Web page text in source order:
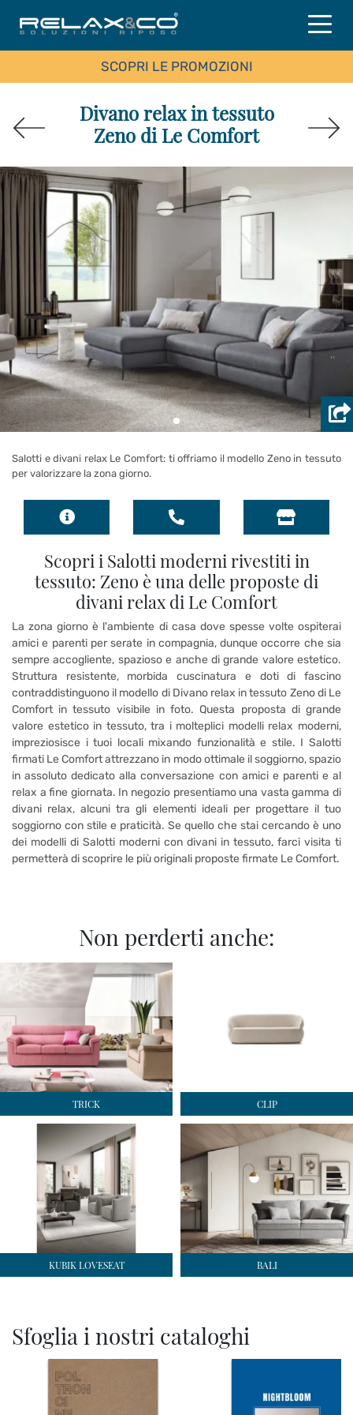
SCOPRI LE PROMOZIONI
Divano relax in tessuto
Zeno di Le Comfort
Scopri i Salotti moderni rivestiti in
tessuto: Zeno è una delle proposte di
divani relax di Le Comfort
La zona giorno è l'ambiente di casa dove spesse volte ospiterai
amici e parenti per serate in compagnia, dunque occorre che sia
sempre accogliente, spazioso e anche di grande valore estetico.
Struttura resistente, morbida cuscinatura e doti di fascino
contraddistinguono il modello di Divano relax in tessuto Zeno di Le
Comfort in tessuto visibile in foto. Questa proposta di grande
valore estetico in tessuto, tra i molteplici modelli relax moderni,
impreziosisce i tuoi locali mixando funzionalità e stile. I Salotti
firmati Le Comfort attrezzano in modo ottimale il soggiorno, spazio
in assoluto dedicato alla conversazione con amici e parenti e al
relax a fine giornata. In negozio presentiamo una vasta gamma di
divani relax, alcuni tra gli elementi ideali per progettare il tuo
soggiorno con stile e praticità. Se quello che stai cercando è uno
dei modelli di Salotti moderni con divani in tessuto, farci visita ti
permetterà di scoprire le più originali proposte firmate Le Comfort.
Salotti e divani relax Le Comfort: ti offriamo il modello Zeno in tessuto
per valorizzare la zona giorno.
Non perderti anche:
TRICK CLIP
KUBIK LOVESEAT BALI
Sfoglia i nostri cataloghi